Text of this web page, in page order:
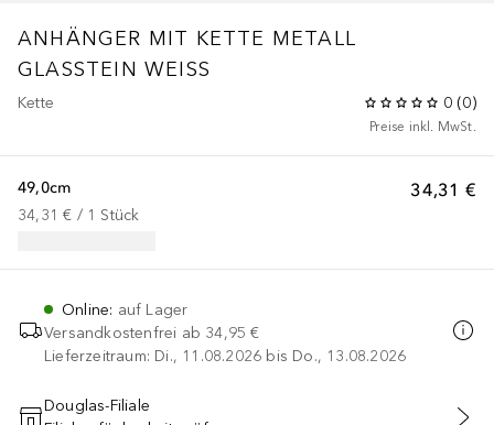
ANHÄNGER MIT KETTE METALL
GLASSTEIN WEISS
Kette 0 (0)
Preise inkl. MwSt.
34,31 €
49,0cm
34,31 € / 1 Stück
Online: auf Lager
Versandkostenfrei ab 34,95 €
Lieferzeitraum: Di., 11.08.2026 bis Do., 13.08.2026
Douglas-Filiale